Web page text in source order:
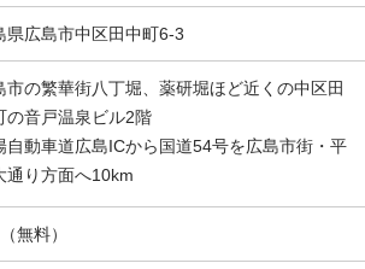
県広島市中区田中町6-3
市の繁華街八丁堀、薬研堀ほど近くの中区田
の音戸温泉ビル2階
自動車道広島ICから国道54号を広島市街・平
通り方面へ10km
無料）